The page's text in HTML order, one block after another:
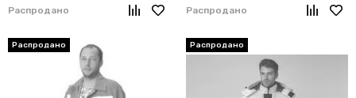
Распродано
Распродано